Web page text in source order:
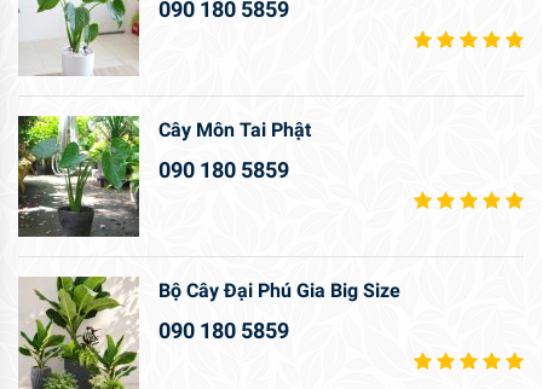
090 180 5859
Cây Môn Tai Phật
090 180 5859
Bộ Cây Đại Phú Gia Big Size
090 180 5859